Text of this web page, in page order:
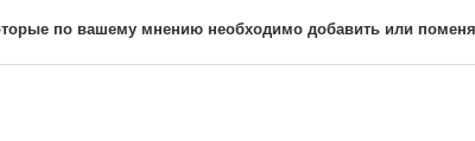
по вашему мнению необходимо добавить или